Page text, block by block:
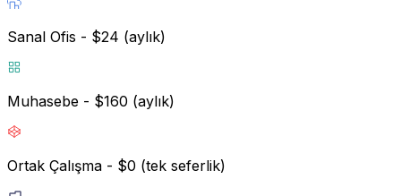
Sanal Ofis - $24 (aylık)
Muhasebe - $160 (aylık)
Ortak Çalışma - $0 (tek seferlik)